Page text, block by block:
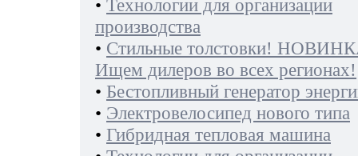
• Технологии для организации
производства
• Стильные толстовки!
Ищем дилеров во всех регионах!
• Бестопливный генератор
• Электровелосипед нового типа
• Гибридная тепловая машина